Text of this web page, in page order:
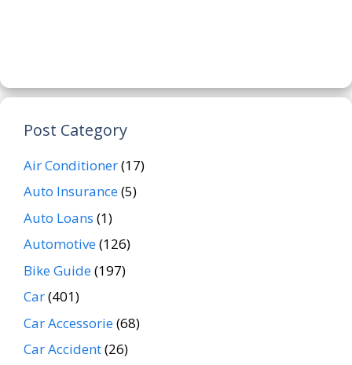
Post Category
Air Conditioner(17)
Auto Insurance(5)
Auto Loans (1)
Automotive(126)
Bike Guide(197)
Car(401)
Car Accessorie(68)
Car Accident(26)